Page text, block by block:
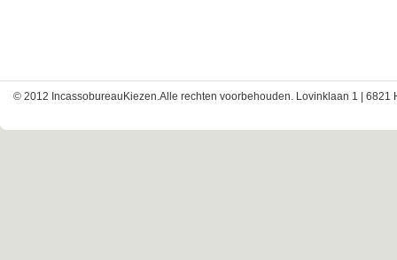
© 2012 IncassobureauKiezen.Alle rechten voorbehouden. Lovinklaan 1 | 6821